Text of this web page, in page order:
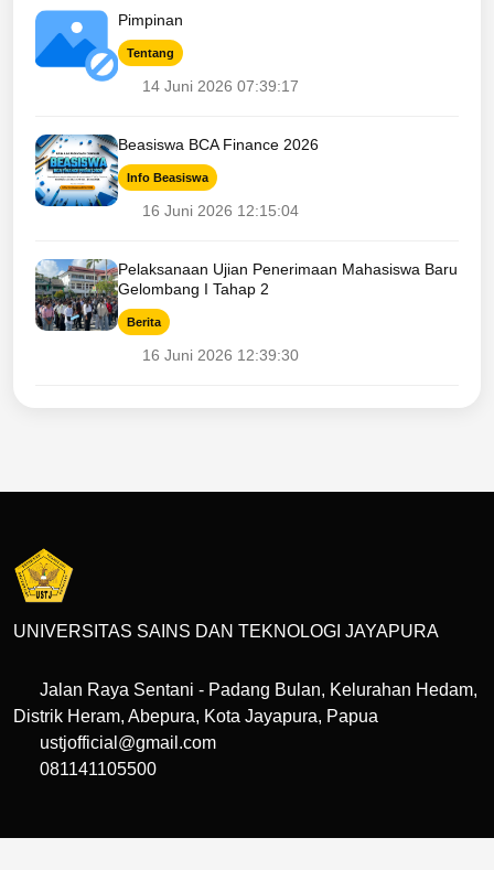
Pimpinan
Tentang
14 Juni 2026 07:39:17
Beasiswa BCA Finance 2026
Info Beasiswa
16 Juni 2026 12:15:04
Pelaksanaan Ujian Penerimaan Mahasiswa Baru
Gelombang I Tahap 2
Berita
16 Juni 2026 12:39:30
UNIVERSITAS SAINS DAN TEKNOLOGI JAYAPURA
Jalan Raya Sentani - Padang Bulan, Kelurahan Hedam,
Distrik Heram, Abepura, Kota Jayapura, Papua
ustjofficial@gmail.com
081141105500